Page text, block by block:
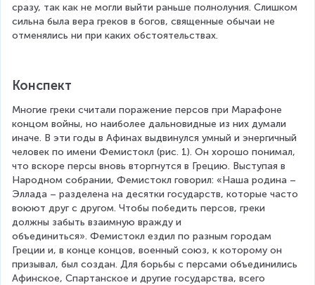
сразу, так как не могли выйти раньше полнолуния. Слишком
сильна была вера греков в богов, священные обычаи не
отменялись ни при каких обстоятельствах.
Конспект
Многие греки считали поражение персов при Марафоне
концом войны, но наиболее дальновидные из них думали
иначе. В эти годы в Афинах выдвинулся умный и энергичный
человек по имени Фемистокл (рис. 1). Он хорошо понимал,
что вскоре персы вновь вторгнутся в Грецию. Выступая в
Народном собрании, Фемистокл говорил: «Наша родина –
Эллада – разделена на десятки государств, которые часто
воюют друг с другом. Чтобы победить персов, греки
должны забыть взаимную вражду и
объединиться». Фемистокл ездил по разным городам
Греции и, в конце концов, военный союз, к которому он
призывал, был создан. Для борьбы с персами объединились
Афинское, Спартанское и другие государства, всего